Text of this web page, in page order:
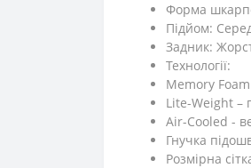
Форма
Підйом:
Задник:
Технології:
Memory
Lite-Weight –
Air-Cooled -
Гнучка
Розмірна